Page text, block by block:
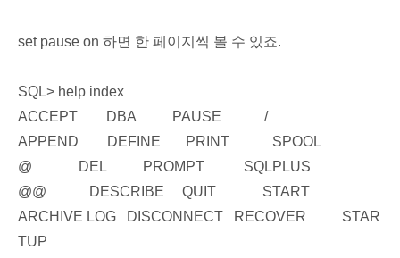
set pause on 하면 한 페이지씩 볼 수 있죠.
SQL> help index
ACCEPT DBA PAUSE /
APPEND DEFINE PRINT SPOOL
@ DEL PROMPT SQLPLUS
@@ DESCRIBE QUIT START
ARCHIVE LOG DISCONNECT RECOVER STAR
TUP